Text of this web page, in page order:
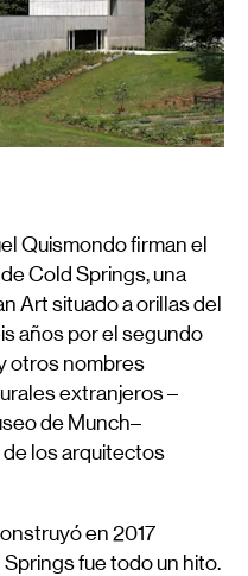
Quismondo firman el
Cold Springs, una
Art situado a orillas del
años por el segundo
otros nombres
extranjeros –
de Munch–
los arquitectos
en 2017
fue todo un hito.